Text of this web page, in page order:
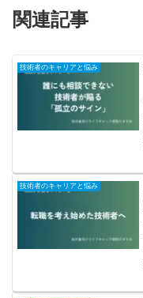
関連記事
技術者のキャリアと悩み
技術者のキャリアと悩み